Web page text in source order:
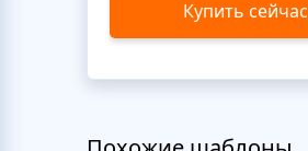
Купить сейчас